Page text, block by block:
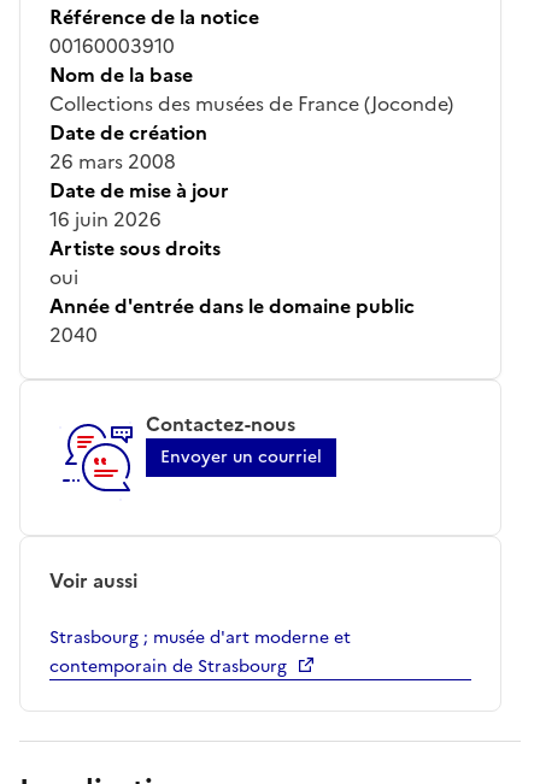
Référence de la notice
00160003910
Nom de la base
Collections des musées de France (Joconde)
Date de création
26 mars 2008
Date de mise à jour
16 juin 2026
Artiste sous droits
oui
Année d'entrée dans le domaine public
2040
Contactez-nous
Envoyer un courriel
Voir aussi
Strasbourg ; musée d'art moderne et
contemporain de Strasbourg